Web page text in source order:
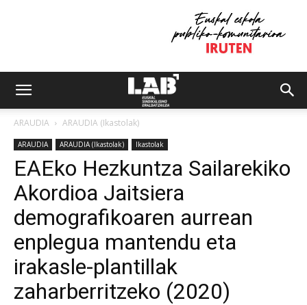
ARAUDIA ARAUDIA (Ikastolak)
ARAUDIA ARAUDIA (Ikastolak) Ikastolak
EAEko Hezkuntza Sailarekiko
Akordioa Jaitsiera
demografikoaren aurrean
enplegua mantendu eta
irakasle-plantillak
zaharberritzeko (2020)